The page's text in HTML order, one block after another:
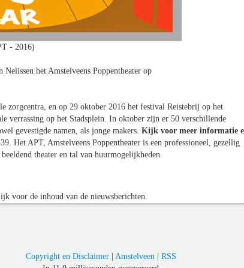
- 2016)
het Amstelveens Poppentheater op
zorgcentra, en op 29 oktober 2016 het festival Reistebrij op het
verrassing op het Stadsplein. In oktober zijn er 50 verschillende
gevestigde namen, als jonge makers. Kijk voor meer informatie
Het APT, Amstelveens Poppentheater is een professioneel, gezellig
theater en tal van huurmogelijkheden.
voor de inhoud van de nieuwsberichten.
Copyright en Disclaimer| Amstelveen | RSS